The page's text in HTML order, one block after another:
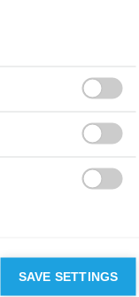
SAVE SETTINGS